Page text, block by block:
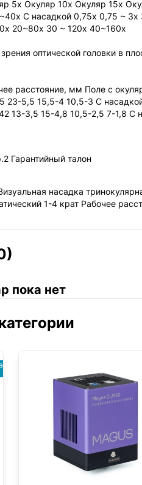
5х Окуляр 10х Окуляр 15х
С насадкой 0,75х 0,75 ~
20~80х 30 ~ 120х 40~160х
оптической головки в
расстояние, мм Поле с
23-5,5 15,5-4 10,5-3 С
13-3,5 15-4,8 10,5-2,5 7-1,8 С
Гарантийный талон
насадка
1-4 крат Рабочее
пока нет